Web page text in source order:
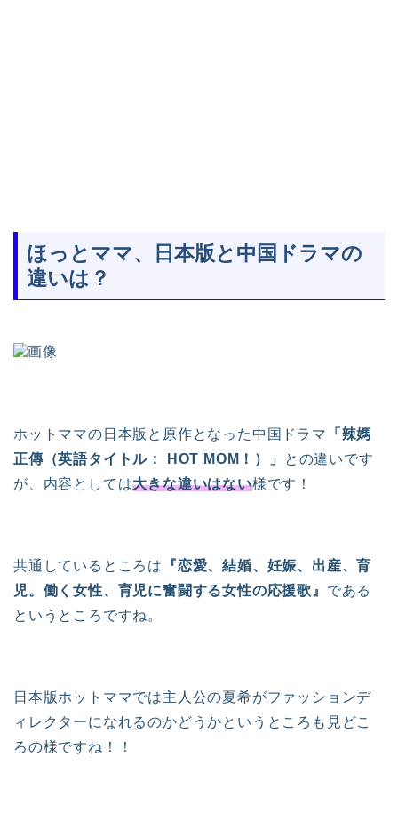
ほっとママ、日本版と中国ドラマの
違いは？
ホットママの日本版と原作となった中国ドラマ
「辣媽
正傳（英語タイトル： HOT MOM！）」
との違いです
が、内容としては大きな違いはない様です！
共通しているところは
『恋愛、結婚、妊娠、出産、育
児。働く女性、育児に奮闘する女性の応援歌』 である
というところですね。
日本版ホットママでは主人公の夏希がファッションデ
ィレクターになれるのかどうかというところも見どこ
ろの様ですね！！